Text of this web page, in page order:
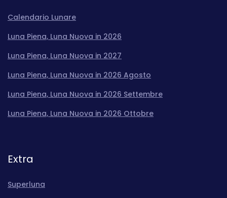
Calendario Lunare
Luna Piena, Luna Nuova in 2026
Luna Piena, Luna Nuova in 2027
Luna Piena, Luna Nuova in 2026 Agosto
Luna Piena, Luna Nuova in 2026 Settembre
Luna Piena, Luna Nuova in 2026 Ottobre
Extra
Superluna